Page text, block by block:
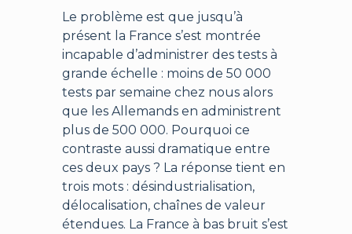
Le problème est que jusqu’à
présent la France s’est montrée
incapable d’administrer des tests à
grande échelle : moins de 50 000
tests par semaine chez nous alors
que les Allemands en administrent
plus de 500 000. Pourquoi ce
contraste aussi dramatique entre
ces deux pays ? La réponse tient en
trois mots : désindustrialisation,
délocalisation, chaînes de valeur
étendues. La France à bas bruit s’est